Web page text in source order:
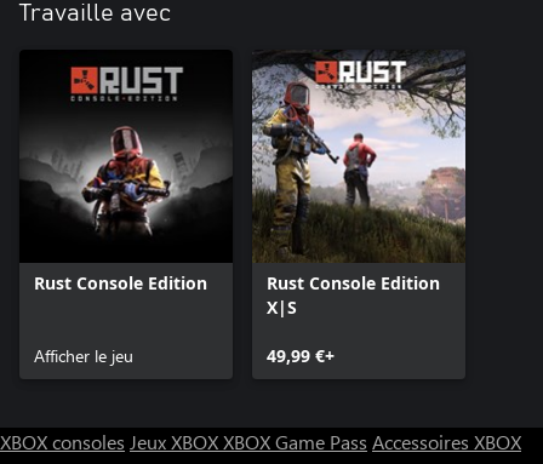
Travaille avec
Rust Console Edition
Afficher le jeu
Rust Console Edition
X|S
49,99 €+
XBOX consoles Jeux XBOXXBOX Game Pass Accessoires XBOX